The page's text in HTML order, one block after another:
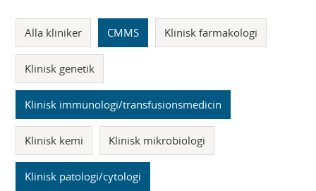
Alla kliniker CMMS Klinisk farmakologi
Klinisk genetik
Klinisk immunologi/transfusionsmedicin
Klinisk kemi Klinisk mikrobiologi
Klinisk patologi/cytologi